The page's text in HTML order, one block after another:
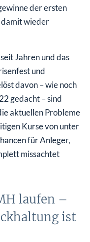
der ersten
damit wieder
Jahren und das
und
davon – wie noch
gedacht – sind
aktuellen Probleme
Kurse von unter
für Anleger,
missachtet
laufen –
ist